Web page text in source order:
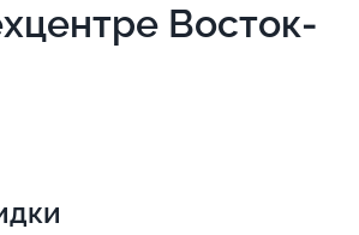
Восток-